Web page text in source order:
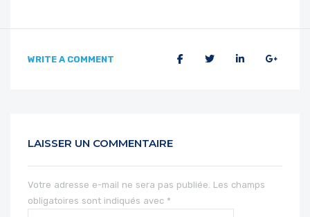
WRITE A COMMENT
LAISSER UN COMMENTAIRE
Votre adresse e-mail ne sera pas publiée. Les champs
obligatoires sont indiqués avec *